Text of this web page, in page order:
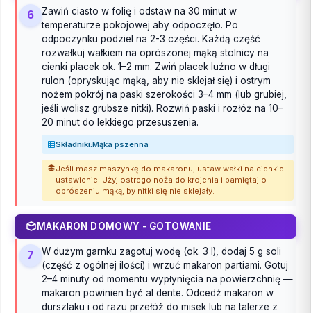
6
Zawiń ciasto w folię i odstaw na 30 minut w
temperaturze pokojowej aby odpoczęło. Po
odpoczynku podziel na 2-3 części. Każdą część
rozwałkuj wałkiem na oprószonej mąką stolnicy na
cienki placek ok. 1–2 mm. Zwiń placek luźno w długi
rulon (opryskując mąką, aby nie sklejał się) i ostrym
nożem pokrój na paski szerokości 3–4 mm (lub grubiej,
jeśli wolisz grubsze nitki). Rozwiń paski i rozłóż na 10–
20 minut do lekkiego przesuszenia.
Składniki:Mąka pszenna
Jeśli masz maszynkę do makaronu, ustaw wałki na cienkie
ustawienie. Użyj ostrego noża do krojenia i pamiętaj o
oprószeniu mąką, by nitki się nie sklejały.
MAKARON DOMOWY - GOTOWANIE
7
W dużym garnku zagotuj wodę (ok. 3 l), dodaj 5 g soli
(część z ogólnej ilości) i wrzuć makaron partiami. Gotuj
2–4 minuty od momentu wypłynięcia na powierzchnię —
makaron powinien być al dente. Odcedź makaron w
durszlaku i od razu przełóż do misek lub na talerze z